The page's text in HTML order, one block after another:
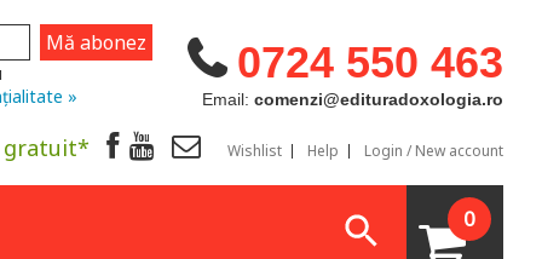
0724 550 463
Email: comenzi@edituradoxologia.ro
»
gratuit* Wishlist Help Login / New account
0